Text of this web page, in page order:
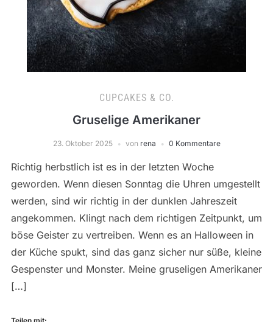
CUPCAKES & CO.
Gruselige Amerikaner
23. Oktober 2025 von rena 0 Kommentare
Richtig herbstlich ist es in der letzten Woche
geworden. Wenn diesen Sonntag die Uhren umgestellt
werden, sind wir richtig in der dunklen Jahreszeit
angekommen. Klingt nach dem richtigen Zeitpunkt, um
böse Geister zu vertreiben. Wenn es an Halloween in
der Küche spukt, sind das ganz sicher nur süße, kleine
Gespenster und Monster. Meine gruseligen Amerikaner
[…]